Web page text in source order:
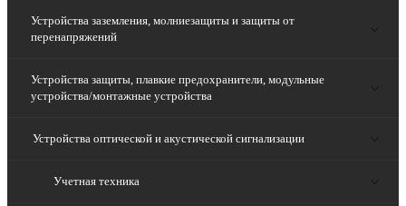
Устройства заземления, молниезащиты и защиты от
перенапряжений
Устройства защиты, плавкие предохранители, модульные
устройства/монтажные устройства
Устройства оптической и акустической сигнализации
Учетная техника